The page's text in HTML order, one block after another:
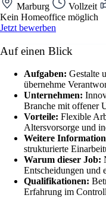
Marburg Vollzeit
Kein Homeoffice möglich
Jetzt bewerben
Auf einen Blick
Aufgaben: Gestalte
übernehme
Unternehmen:
Branche mit offener
Vorteile: Flexible
Altersvorsorge und
Weitere
strukturierte
Warum dieser Job:
Entscheidungen und
Qualifikationen:
Erfahrung im